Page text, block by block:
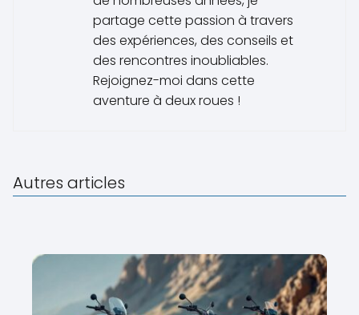
partage cette passion à travers
des expériences, des conseils et
des rencontres inoubliables.
Rejoignez-moi dans cette
aventure à deux roues !
Autres articles